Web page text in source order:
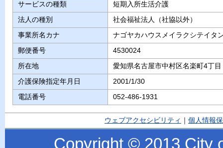
サービスの種類 短期入所生活介護
法人の種別 社会福祉法人（社協以外）
事業所名カナ ナゴヤカハウスメイラクシテイタ
郵便番号 4530024
所在地 愛知県名古屋市中村区名楽町4丁
介護保険指定年月日 2001/1/30
電話番号 052-486-1931
ウェブアクセシビリティ 個人情報
Copyright © 2013 City